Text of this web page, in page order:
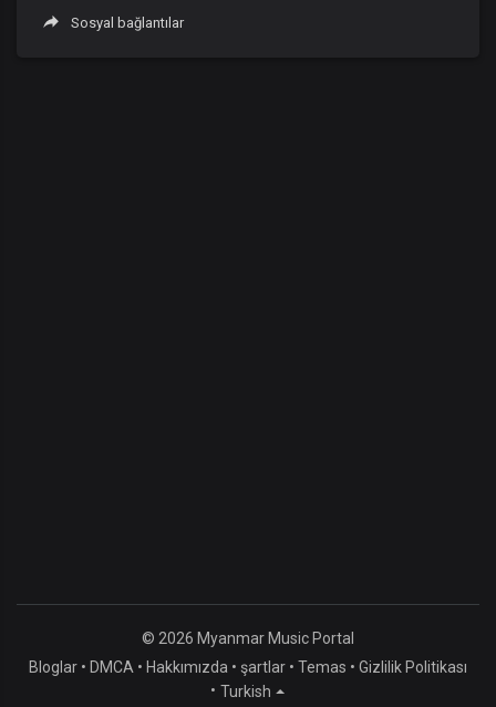
Sosyal bağlantılar
© 2026 Myanmar Music Portal
Bloglar • DMCA • Hakkımızda • şartlar • Temas • Gizlilik Politikası
• Turkish